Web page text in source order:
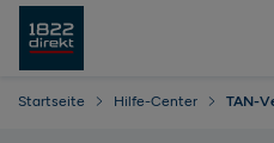
Startseite Hilfe-Center TAN-